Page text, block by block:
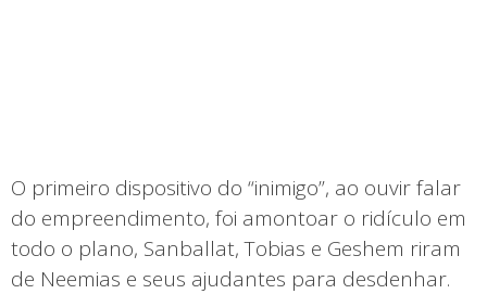
O primeiro dispositivo do “inimigo”, ao ouvir falar
do empreendimento, foi amontoar o ridículo em
todo o plano, Sanballat, Tobias e Geshem riram
de Neemias e seus ajudantes para desdenhar.